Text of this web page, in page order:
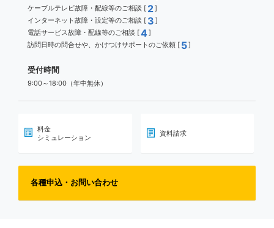
ケーブルテレビ故障・配線等のご相談 [ 2]
インターネット故障・設定等のご相談 [ 3 ]
電話サービス故障・配線等のご相談 [4]
訪問日時の問合せや、かけつけサポートのご依頼 [ 5]
受付時間
9:00～18:00（年中無休）
料金
シミュレーション
資料請求
各種申込・お問い合わせ